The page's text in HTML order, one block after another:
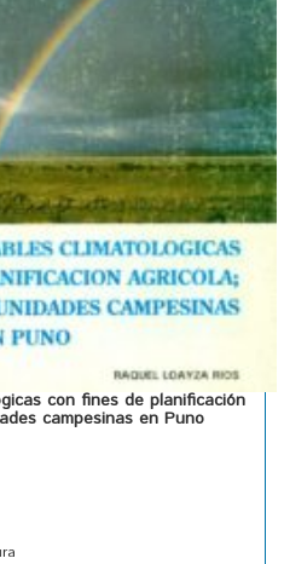
con fines de planificación
campesinas en Puno